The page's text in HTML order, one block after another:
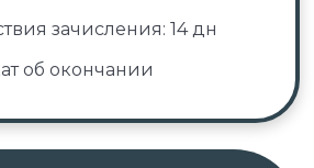
зачисления: 14 дн
об окончании